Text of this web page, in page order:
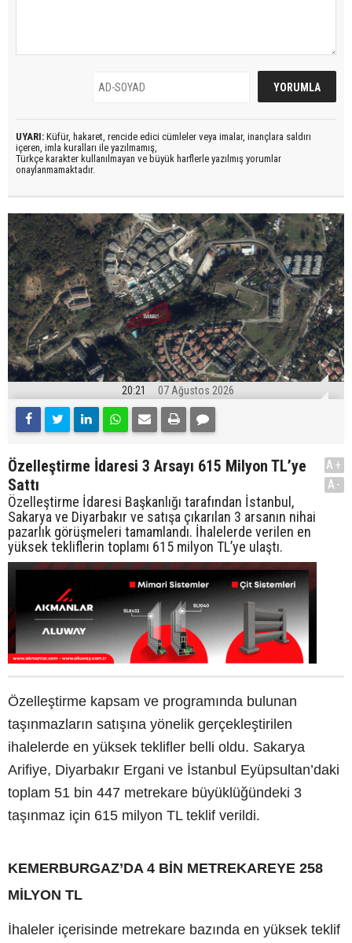
UYARI: Küfür, hakaret, rencide edici cümleler veya imalar, inançlara saldırı
içeren, imla kuralları ile yazılmamış,
Türkçe karakter kullanılmayan ve büyük harflerle yazılmış yorumlar
onaylanmamaktadır.
20:21 07 Ağustos 2026
Özelleştirme İdaresi 3 Arsayı 615 Milyon TL’ye
Sattı
Özelleştirme İdaresi Başkanlığı tarafından İstanbul,
Sakarya ve Diyarbakır ve satışa çıkarılan 3 arsanın nihai
pazarlık görüşmeleri tamamlandı. İhalelerde verilen en
yüksek tekliflerin toplamı 615 milyon TL’ye ulaştı.
A+
A-
Özelleştirme kapsam ve programında bulunan
taşınmazların satışına yönelik gerçekleştirilen
ihalelerde en yüksek teklifler belli oldu. Sakarya
Arifiye, Diyarbakır Ergani ve İstanbul Eyüpsultan’daki
toplam 51 bin 447 metrekare büyüklüğündeki 3
taşınmaz için 615 milyon TL teklif verildi.
KEMERBURGAZ’DA 4 BİN METREKAREYE 258
MİLYON TL
İhaleler içerisinde metrekare bazında en yüksek teklif